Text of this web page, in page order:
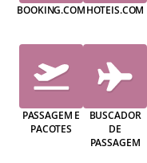
BOOKING.COMHOTEIS.COM
PASSAGEM E
PACOTES
BUSCADOR
DE
PASSAGEM